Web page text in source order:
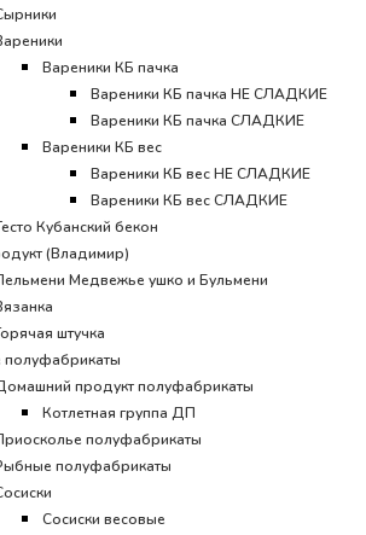
Вареники КБ пачка
Вареники КБ пачка НЕ СЛАДКИЕ
Вареники КБ пачка СЛАДКИЕ
Вареники КБ вес
Вареники КБ вес НЕ СЛАДКИЕ
Вареники КБ вес СЛАДКИЕ
Кубанский бекон
(Владимир)
Медвежье ушко и Бульмени
штучка
продукт полуфабрикаты
Котлетная группа ДП
полуфабрикаты
полуфабрикаты
Сосиски весовые